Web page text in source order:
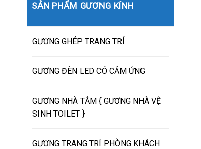
SẢN PHẨM GƯƠNG KÍNH
GƯƠNG GHÉP TRANG TRÍ
GƯƠNG ĐÈN LED CÓ CẢM ỨNG
GƯƠNG NHÀ TẮM { GƯƠNG NHÀ VỆ
SINH TOILET }
GƯƠNG TRANG TRÍ PHÒNG KHÁCH